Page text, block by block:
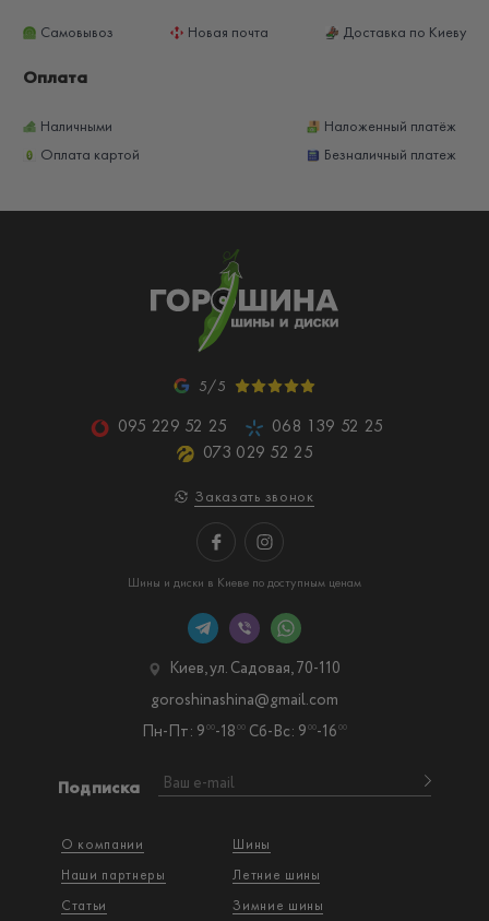
Самовывоз Новая почта Доставка по Киеву
Оплата
Наличными
Наложенный платёж
Оплата картой
Безналичный платеж
5/5
095 229 52 25
068 139 52 25
073 029 52 25
Заказать звонок
Шины и диски в Киеве по доступным ценам
О компании
Наши партнеры
Статьи
Шины
Летние шины
Зимние шины
Подписка
Киев, ул. Садовая, 70-110
Пн-Пт: 9 00-18 00 Сб-Вс: 9 00-16 00
goroshinashina@gmail.com